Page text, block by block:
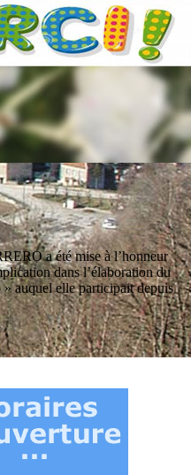
a été mise à l’honneur
dans l’élaboration du
auquel elle participait depuis